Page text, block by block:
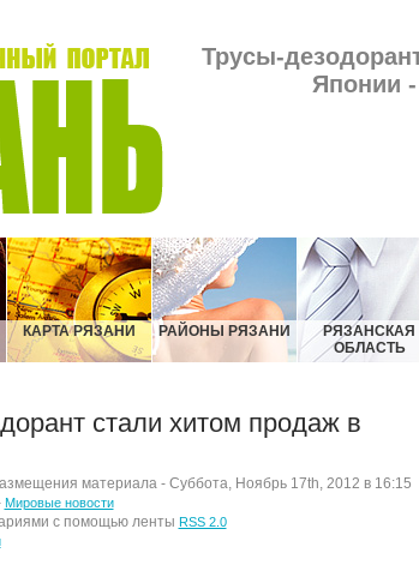
Трусы-
Японии
КАРТА РЯЗАНИ РАЙОНЫ РЯЗАНИ
РЯЗАНСКАЯ
ОБЛАСТЬ
стали хитом продаж в
материала - Суббота, Ноябрь 17th, 2012 в 16:15
Мировые новости
с помощью ленты RSS 2.0